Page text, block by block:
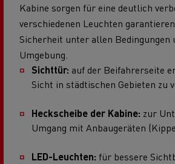
Kabine sorgen für eine deutlich
verschiedenen Leuchten
Sicherheit unter allen Bedingungen
Umgebung.
Sichttür: auf der Beifahrerseite
Sicht in städtischen Gebieten zu
Heckscheibe der Kabine: zur
Umgang mit Anbaugeräten
LED-Leuchten: für bessere